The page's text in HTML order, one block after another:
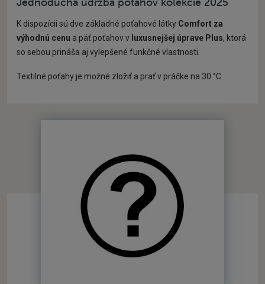
K dispozícii sú dve základné poťahové látky Comfort za
výhodnú cenu a päť poťahov v luxusnejšej úprave Plus, ktorá
so sebou prináša aj vylepšené funkčné vlastnosti.
Textilné poťahy je možné zložiť a prať v práčke na 30 °C.